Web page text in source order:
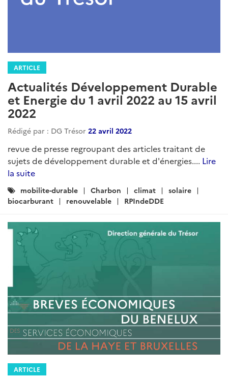
ARTICLE
Actualités Développement Durable
et Energie du 1 avril 2022 au 15 avril
2022
Rédigé par : DG Trésor 22 avril 2022
revue de presse regroupant des articles traitant de
sujets de développement durable et d'énergies.... Lire
la suite
Catégories
:
mobilite-durable Charbon climat
solaire
biocarburant
renouvelable RPIndeDDE
ARTICLE